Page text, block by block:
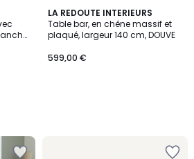
LA REDOUTE INTERIEURS
Table bar, en chêne massif et
plaqué, largeur 140 cm, DOUVE
599,00 €